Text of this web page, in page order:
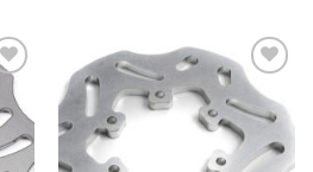
to
Add to
wishlist